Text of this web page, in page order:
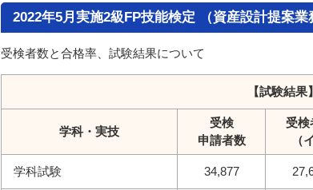
2022年5月実施2級FP技能検定 （資産設計提案
受検者数と合格率、試験結果について
【試験結果】
学科・実技
受検
申請者数
受検
（
学科試験 34,877